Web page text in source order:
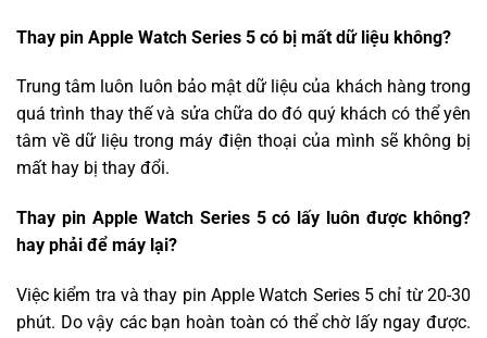
Thay pin Apple Watch Series 5 có bị mất dữ liệu không?
Trung tâm luôn luôn bảo mật dữ liệu của khách hàng trong
quá trình thay thế và sửa chữa do đó quý khách có thể yên
tâm về dữ liệu trong máy điện thoại của mình sẽ không bị
mất hay bị thay đổi.
Thay pin Apple Watch Series 5 có lấy luôn được không?
hay phải để máy lại?
Việc kiểm tra và thay pin Apple Watch Series 5 chỉ từ 20-30
phút. Do vậy các bạn hoàn toàn có thể chờ lấy ngay được.